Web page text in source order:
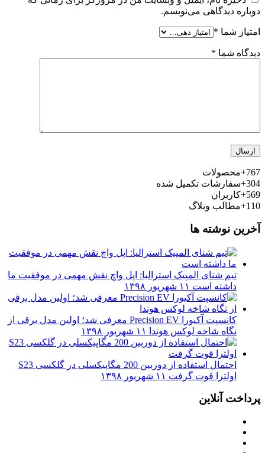
دوباره دیدگاهی می‌نویسم.
امتیاز شما *
دیدگاه شما *
767+
محصولات
304+ سفارشات تکمیل شده
569+ کاربران
110+
مطالب وبلاگ
آخرین نوشته ها
تیم شنای المپیک استرالیا: اپل واچ نقش مهمی در موفقیت ما
داشته است ۱۱ شهریور ۱۳۹۸
کانسپت آکیورا Precision EV معرفی شد؛ اولین مدل برقی از
نگاه شاخه لوکس هوندا
۱۱ شهریور ۱۳۹۸
احتمال استفاده از دوربین 200 مگاپیکسلی در گلکسی S23
اولترا قوت گرفت ۱۱ شهریور ۱۳۹۸
پرداخت آنلاین